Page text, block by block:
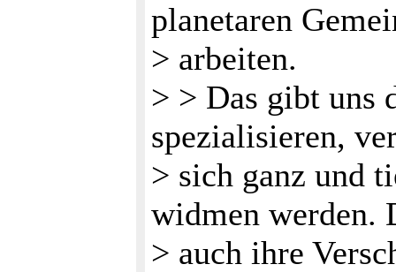
planetaren
> arbeiten.
> > Das gibt uns
spezialisieren,
> sich ganz und
widmen werden.
> auch ihre